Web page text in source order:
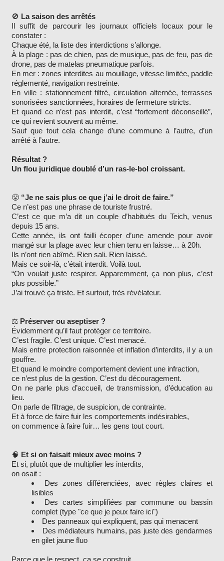
🚫 La saison des arrêtés
Il suffit de parcourir les journaux officiels locaux pour le
constater :
Chaque été, la liste des interdictions s’allonge.
À la plage : pas de chien, pas de musique, pas de feu, pas de
drone, pas de matelas pneumatique parfois.
En mer : zones interdites au mouillage, vitesse limitée, paddle
réglementé, navigation restreinte.
En ville : stationnement filtré, circulation alternée, terrasses
sonorisées sanctionnées, horaires de fermeture stricts.
Et quand ce n’est pas interdit, c’est “fortement déconseillé”,
ce qui revient souvent au même.
Sauf que tout cela change d’une commune à l’autre, d’un
arrêté à l’autre.
Résultat ?
Un flou juridique doublé d’un ras-le-bol croissant.
😤 “Je ne sais plus ce que j’ai le droit de faire.”
Ce n’est pas une phrase de touriste frustré.
C’est ce que m’a dit un couple d’habitués du Teich, venus
depuis 15 ans.
Cette année, ils ont failli écoper d’une amende pour avoir
mangé sur la plage avec leur chien tenu en laisse… à 20h.
Ils n’ont rien abîmé. Rien sali. Rien laissé.
Mais ce soir-là, c’était interdit. Voilà tout.
“On voulait juste respirer. Apparemment, ça non plus, c’est
plus possible.”
J’ai trouvé ça triste. Et surtout, très révélateur.
⚖️ Préserver ou aseptiser ?
Évidemment qu’il faut protéger ce territoire.
C’est fragile. C’est unique. C’est menacé.
Mais entre protection raisonnée et inflation d’interdits, il y a un
gouffre.
Et quand le moindre comportement devient une infraction,
ce n’est plus de la gestion. C’est du découragement.
On ne parle plus d’accueil, de transmission, d’éducation au
lieu.
On parle de filtrage, de suspicion, de contrainte.
Et à force de faire fuir les comportements indésirables,
on commence à faire fuir… les gens tout court.
🧠 Et si on faisait mieux avec moins ?
Et si, plutôt que de multiplier les interdits,
on osait :
Des zones différenciées, avec règles claires et
lisibles
Des cartes simplifiées par commune ou bassin
complet (type "ce que je peux faire ici")
Des panneaux qui expliquent, pas qui menacent
Des médiateurs humains, pas juste des gendarmes
en gilet jaune fluo
Parce que le respect, ça se construit.